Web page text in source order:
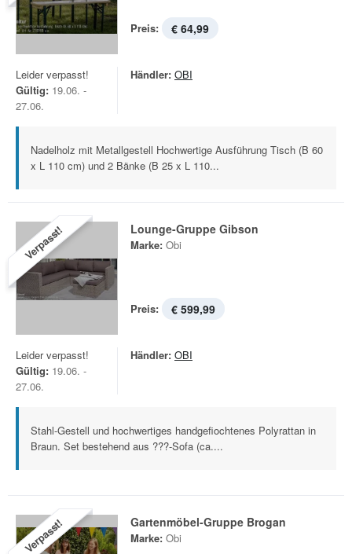
Preis: € 64,99
Leider verpasst!
Gültig: 19.06. -
27.06.
Händler: OBI
Nadelholz mit Metallgestell Hochwertige Ausführung Tisch (B 60
x L 110 cm) und 2 Bänke (B 25 x L 110...
Verpasst! Lounge-Gruppe Gibson
Marke: Obi
Preis: € 599,99
Leider verpasst!
Gültig: 19.06. -
27.06.
Händler: OBI
Stahl-Gestell und hochwertiges handgefiochtenes Polyrattan in
Braun. Set bestehend aus ???-Sofa (ca....
Verpasst! Gartenmöbel-Gruppe Brogan
Marke: Obi